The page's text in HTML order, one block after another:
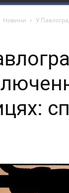
Новини У